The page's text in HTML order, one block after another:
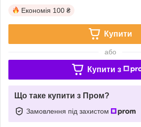
Економія 100 ₴
Купити
або
Купити з
Що таке купити з Пром?
Замовлення під захистом